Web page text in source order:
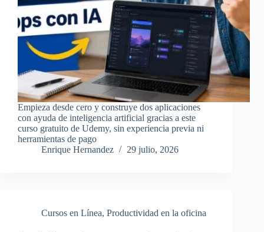
Empieza desde cero y construye dos aplicaciones
con ayuda de inteligencia artificial gracias a este
curso gratuito de Udemy, sin experiencia previa ni
herramientas de pago
Enrique Hernandez
29 julio, 2026
Cursos en Línea, Productividad en la oficina